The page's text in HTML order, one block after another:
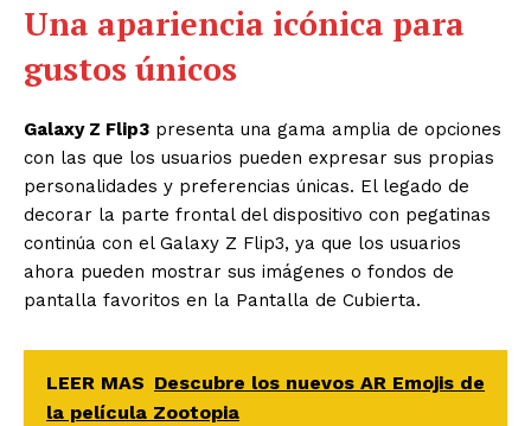
Una apariencia icónica para
gustos únicos
Galaxy Z Flip3 presenta una gama amplia de opciones
con las que los usuarios pueden expresar sus propias
personalidades y preferencias únicas. El legado de
decorar la parte frontal del dispositivo con pegatinas
continúa con el Galaxy Z Flip3, ya que los usuarios
ahora pueden mostrar sus imágenes o fondos de
pantalla favoritos en la Pantalla de Cubierta.
LEER MAS Descubre los nuevos AR Emojis de
la película Zootopia